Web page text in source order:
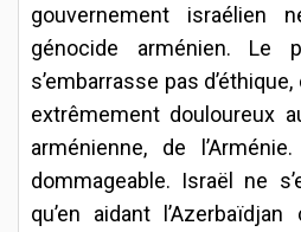
gouvernement israélien
génocide arménien. Le
s’embarrasse pas
extrêmement douloureux
arménienne, de
dommageable. Israël ne
qu’en aidant